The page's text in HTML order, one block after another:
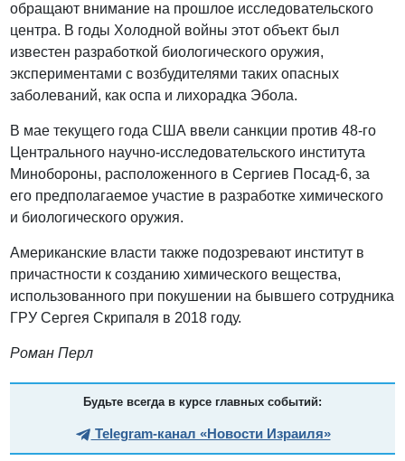
обращают внимание на прошлое исследовательского
центра. В годы Холодной войны этот объект был
известен разработкой биологического оружия,
экспериментами с возбудителями таких опасных
заболеваний, как оспа и лихорадка Эбола.
В мае текущего года США ввели санкции против 48-го
Центрального научно-исследовательского института
Минобороны, расположенного в Сергиев Посад-6, за
его предполагаемое участие в разработке химического
и биологического оружия.
Американские власти также подозревают институт в
причастности к созданию химического вещества,
использованного при покушении на бывшего сотрудника
ГРУ Сергея Скрипаля в 2018 году.
Роман Перл
Будьте всегда в курсе главных событий:
Telegram-канал «Новости Израиля»